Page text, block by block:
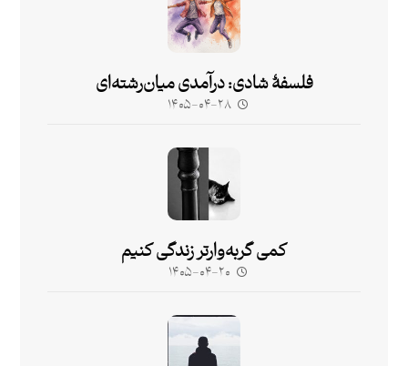
فلسفۀ شادی: درآمدی میان‌رشته‌ای
۱۴۰۵-۰۴-۲۸
کمی گربه‌وارتر زندگی کنیم
۱۴۰۵-۰۴-۲۰